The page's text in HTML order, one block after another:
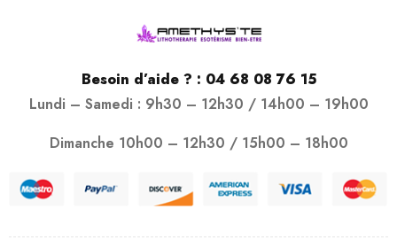
Besoin d’aide ? : 04 68 08 76 15
Lundi – Samedi : 9h30 – 12h30 / 14h00 – 19h00
Dimanche 10h00 – 12h30 / 15h00 – 18h00